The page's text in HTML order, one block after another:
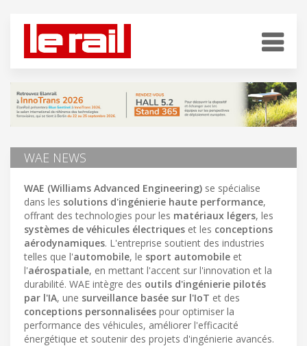
WAE NEWS
WAE (Williams Advanced Engineering) se spécialise
dans les solutions d'ingénierie haute performance,
offrant des technologies pour les matériaux légers, les
systèmes de véhicules électriques et les conceptions
aérodynamiques. L'entreprise soutient des industries
telles que l'automobile, le sport automobile et
l'aérospatiale, en mettant l'accent sur l'innovation et la
durabilité. WAE intègre des outils d'ingénierie pilotés
par l'IA, une surveillance basée sur l'IoT et des
conceptions personnalisées pour optimiser la
performance des véhicules, améliorer l'efficacité
énergétique et soutenir des projets d'ingénierie avancés.